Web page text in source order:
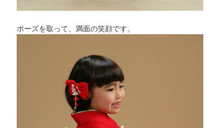
ポーズを取って、満面の笑顔です。